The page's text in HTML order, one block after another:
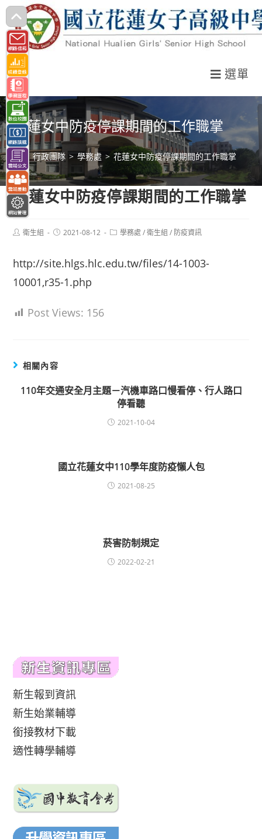
跳
轉
至
主
要
內
容
選單
花蓮女中防疫停課期間的工作職掌
> 行政團隊 > 學務處 > 花蓮女中防疫停課期間的工作職掌
花蓮女中防疫停課期間的工作職掌
Post衛生組
Post2021-08-12
Post學務處 / 衛生組 / 防疫資訊
http://site.hlgs.hlc.edu.tw/files/14-1003-
10001,r35-1.php
Post Views: 156
相關內容
110年交通安全月主題－汽機車路口慢看停、行人路口
停看聽
2021-10-04
國立花蓮女中110學年度防疫懶人包
2021-08-25
菸害防制規定
2022-02-21
新生報到資訊
新生始業輔導
銜接教材下載
適性轉學輔導